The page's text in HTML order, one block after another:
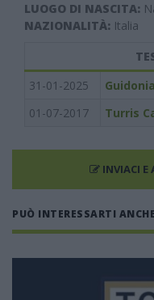
LUOGO DI NASCITA:
NAZIONALITÀ: Italia
31-01-2025
01-07-2017
Turris
INVIACI
PUÒ INTERESSARTI ANCHE